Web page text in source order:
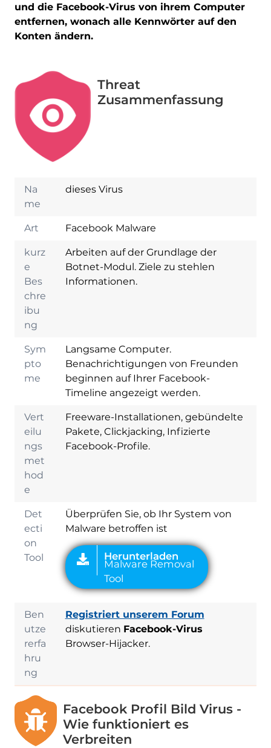
und die Facebook-Virus von ihrem Computer
entfernen, wonach alle Kennwörter auf den
Konten ändern.
Threat
Zusammenfassung
Na
me
dieses Virus
Art Facebook Malware
kurz
e
Bes
chre
ibu
ng
Arbeiten auf der Grundlage der
Botnet-Modul. Ziele zu stehlen
Informationen.
Sym
pto
me
Langsame Computer.
Benachrichtigungen von Freunden
beginnen auf Ihrer Facebook-
Timeline angezeigt werden.
Vert
eilu
ngs
met
hod
e
Freeware-Installationen, gebündelte
Pakete, Clickjacking, Infizierte
Facebook-Profile.
Det
ecti
on
Tool
Überprüfen Sie, ob Ihr System von
Malware betroffen ist
Herunterladen
Ben
utze
rerfa
hru
ng
Registriert unserem Forum
diskutieren Facebook-Virus
Browser-Hijacker.
Facebook Profil Bild Virus -
Wie funktioniert es
Verbreiten